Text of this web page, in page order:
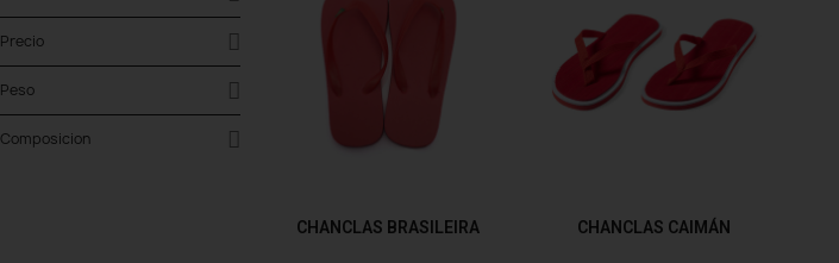
Precio
Peso
Composicion
CHANCLAS BRASILEIRA CHANCLAS CAIMÁN